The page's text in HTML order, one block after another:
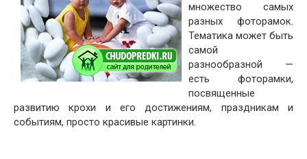
множество самых
разных фоторамок.
Тематика может быть
самой
разнообразной —
есть фоторамки,
посвященные
развитию крохи и его достижениям, праздникам и
событиям, просто красивые картинки.